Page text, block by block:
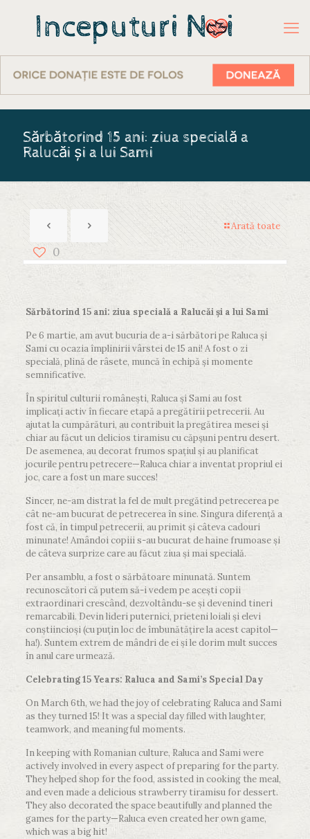
Sărbătorind 15 ani: ziua specială a
Ralucăi și a lui Sami
Arată toate
0
Sărbătorind 15 ani: ziua specială a Ralucăi și a lui Sami
Pe 6 martie, am avut bucuria de a-i sărbători pe Raluca și
Sami cu ocazia împlinirii vârstei de 15 ani! A fost o zi
specială, plină de râsete, muncă în echipă și momente
semnificative.
În spiritul culturii românești, Raluca și Sami au fost
implicaţi activ în fiecare etapă a pregătirii petrecerii. Au
ajutat la cumpărături, au contribuit la pregătirea mesei și
chiar au făcut un delicios tiramisu cu căpșuni pentru desert.
De asemenea, au decorat frumos spațiul și au planificat
jocurile pentru petrecere—Raluca chiar a inventat propriul ei
joc, care a fost un mare succes!
Sincer, ne-am distrat la fel de mult pregătind petrecerea pe
cât ne-am bucurat de petrecerea în sine. Singura diferență a
fost că, în timpul petrecerii, au primit și câteva cadouri
minunate! Amândoi copiii s-au bucurat de haine frumoase și
de câteva surprize care au făcut ziua și mai specială.
Per ansamblu, a fost o sărbătoare minunată. Suntem
recunoscători că putem să-i vedem pe acești copii
extraordinari crescând, dezvoltându-se și devenind tineri
remarcabili. Devin lideri puternici, prieteni loiali și elevi
conștiincioși (cu puțin loc de îmbunătățire la acest capitol—
ha!). Suntem extrem de mândri de ei și le dorim mult succes
în anul care urmează.
Celebrating 15 Years: Raluca and Sami’s Special Day
On March 6th, we had the joy of celebrating Raluca and Sami
as they turned 15! It was a special day filled with laughter,
teamwork, and meaningful moments.
In keeping with Romanian culture, Raluca and Sami were
actively involved in every aspect of preparing for the party.
They helped shop for the food, assisted in cooking the meal,
and even made a delicious strawberry tiramisu for dessert.
They also decorated the space beautifully and planned the
games for the party—Raluca even created her own game,
which was a big hit!